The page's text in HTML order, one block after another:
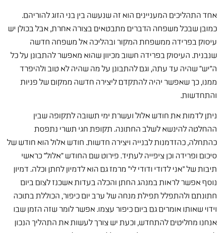
אחד התהליכים המעניינים הוא זה שנעשה בין בני הזוג להוריהם.
כמובן שבכל משפחה הדברים מתבטאים בצורה אחרת, אבל בכולן יש
עיסוק בפרידה ממשפחת המקור ובהליכה אל משפחה חדשה
שנבנית. העיסוק בפרידה חשוב מכיוון שהוא מאפשר להתבונן על כל
ה"יש" שהיה עד עתה, וגם להתבונן על מה שהיה לא טוב ולהיפרד
ממנו, כך שאפשר יהיה להתקדם ליצירה חדשה ממקום של פניוּת
והתחדשות.
ניתן לדמות את חודש אלול ועשרת ימי תשובה לתקופה שבין
ההחלטה להינשא לשלב החתונה. תקופת חגי תשרי נתפסת
כהתחלה, כהזדמנות לבנייה ויצירה חדשות. חודש אלול הוא חודש של
סיכום ופרידה וכן ציפייה לעתיד. פירוט שם החודש "אלול" כראשי
תיבות של "אני לדודי ודודי לי" מרמז גם הוא לדמיון לחתן וכלה. דמיון
נוסף אפשר לראות במנהג החתן והכלה בעדות אשכנז לצום ביום
חתונתם ולהתפלל תפילת מנחה של ערב יום כיפור, הכוללת בתוכה
וידוי שאותו אומרים גם ביום כיפור עצמו. אפשר לומר שזה הזמן שבו
אנחנו מחליטים להתחדש, וכעת יש צורך לעשות את התהליך הנכון